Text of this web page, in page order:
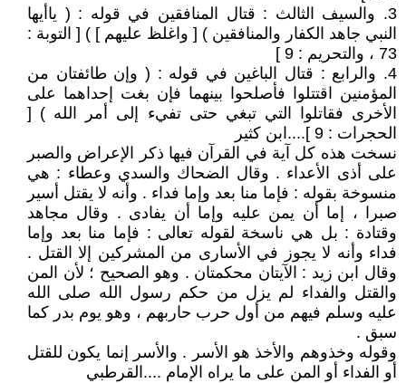
3. والسيف الثالث : قتال المنافقين في قوله : ( ياأيها
النبي جاهد الكفار والمنافقين ) [ واغلظ عليهم ] ) [ التوبة :
73 ، والتحريم : 9 ]
4. والرابع : قتال الباغين في قوله : ( وإن طائفتان من
المؤمنين اقتتلوا فأصلحوا بينهما فإن بغت إحداهما على
الأخرى فقاتلوا التي تبغي حتى تفيء إلى أمر الله ) [
الحجرات : 9 ]....ابن كثير
نسخت هذه كل آية في القرآن فيها ذكر الإعراض والصبر
على أذى الأعداء . وقال الضحاك والسدي وعطاء : هي
منسوخة بقوله : فإما منا بعد وإما فداء . وأنه لا يقتل أسير
صبرا ، إما أن يمن عليه وإما أن يفادى . وقال مجاهد
وقتادة : بل هي ناسخة لقوله تعالى : فإما منا بعد وإما
فداء وأنه لا يجوز في الأسارى من المشركين إلا القتل .
وقال ابن زيد : الآيتان محكمتان . وهو الصحيح ؛ لأن المن
والقتل والفداء لم يزل من حكم رسول الله صلى الله
عليه وسلم فيهم من أول حرب حاربهم ، وهو يوم بدر كما
سبق .
وقوله وخذوهم والأخذ هو الأسر . والأسر إنما يكون للقتل
أو الفداء أو المن على ما يراه الإمام ....القرطبي